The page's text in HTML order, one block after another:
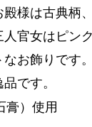
様は古典柄
官女はピン
なお飾りです
です。
膏）使用